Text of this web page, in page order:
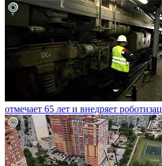
отмечает 65 лет и внедряет